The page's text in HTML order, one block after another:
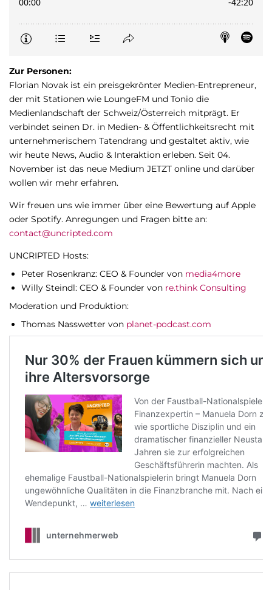
Zur Personen:
Florian Novak ist ein preisgekrönter Medien-Entrepreneur,
der mit Stationen wie LoungeFM und Tonio die
Medienlandschaft der Schweiz/Österreich mitprägt. Er
verbindet seinen Dr. in Medien- & Öffentlichkeitsrecht mit
unternehmerischem Tatendrang und gestaltet aktiv, wie
wir heute News, Audio & Interaktion erleben. Seit 04.
November ist das neue Medium JETZT online und darüber
wollen wir mehr erfahren.
Wir freuen uns wie immer über eine Bewertung auf Apple
oder Spotify. Anregungen und Fragen bitte an:
contact@uncripted.com
UNCRIPTED Hosts:
Peter Rosenkranz: CEO & Founder von media4more
Willy Steindl: CEO & Founder von re.think Consulting
Moderation und Produktion:
Thomas Nasswetter von planet-podcast.com